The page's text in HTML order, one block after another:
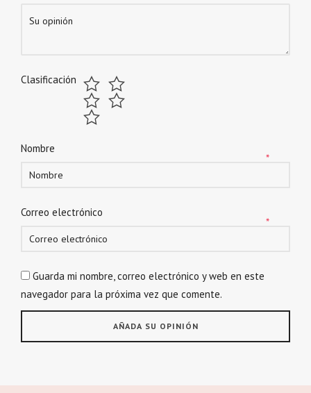
Clasificación
Nombre
*
Correo electrónico
*
Guarda mi nombre, correo electrónico y web en este
navegador para la próxima vez que comente.